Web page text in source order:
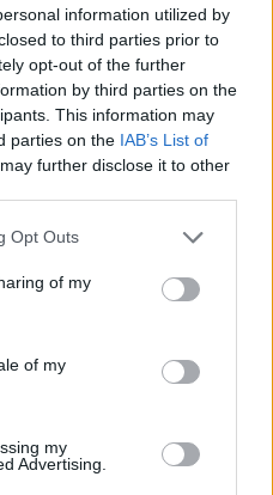
information utilized by
to third parties prior to
opt-out of the further
by third parties on the
This information may
parties on the IAB’s List of
further disclose it to other
Opt Outs
of my
of my
my
Advertising.
le a budapesti
az egyik kocsira,